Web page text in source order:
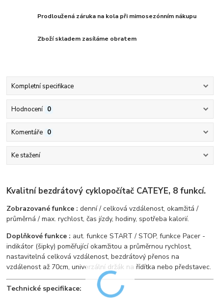
Prodloužená záruka na kola při mimosezónním nákupu
Zboží skladem zasíláme obratem
Kompletní specifikace
Hodnocení 0
Komentáře 0
Ke stažení
Kvalitní bezdrátový cyklopočítač CATEYE, 8 funkcí.
Zobrazované funkce : denní / celková vzdálenost, okamžitá /
průměrná / max. rychlost, čas jízdy, hodiny, spotřeba kalorií.
Doplňkové funkce : aut. funkce START / STOP, funkce Pacer -
indikátor (šipky) poměřující okamžitou a průměrnou rychlost,
nastavitelná celková vzdálenost, bezdrátový přenos na
vzdálenost až 70cm, univerzální držák na řídítka nebo představec.
Technické specifikace: